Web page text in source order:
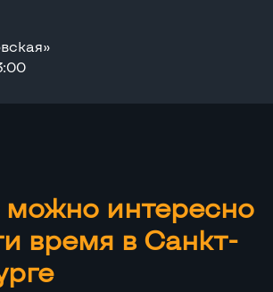
можно интересно
время в Санкт-